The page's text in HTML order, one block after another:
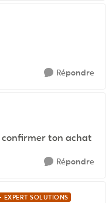
Répondre
confirmer ton achat
Répondre
EXPERT SOLUTIONS